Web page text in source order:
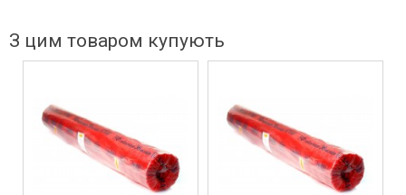
З цим товаром купують